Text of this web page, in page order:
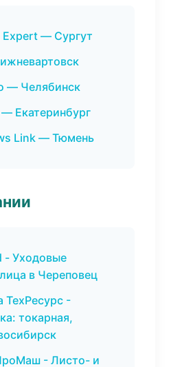
Expert — Сургут
— Челябинск
Екатеринбург
Link — Тюмень
- Уходовые
в Череповец
ТехРесурс -
токарная,
- Листо- и